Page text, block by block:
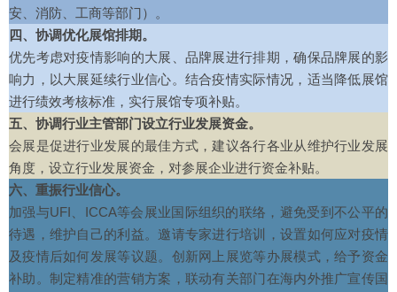
安、消防、工商等部门）。
四、协调优化展馆排期。
优先考虑对疫情影响的大展、品牌展进行排期，确保品牌展的影
响力，以大展延续行业信心。结合疫情实际情况，适当降低展馆
进行绩效考核标准，实行展馆专项补贴。
五、协调行业主管部门设立行业发展资金。
会展是促进行业发展的最佳方式，建议各行各业从维护行业发展
角度，设立行业发展资金，对参展企业进行资金补贴。
六、重振行业信心。
加强与UFI、ICCA等会展业国际组织的联络，避免受到不公平的
待遇，维护自己的利益。邀请专家进行培训，设置如何应对疫情
及疫情后如何发展等议题。创新网上展览等办展模式，给予资金
补助。制定精准的营销方案，联动有关部门在海内外推广宣传国